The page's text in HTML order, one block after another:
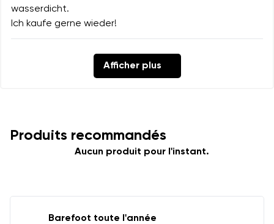
wasserdicht.
Ich kaufe gerne wieder!
Afficher plus
Produits recommandés
Aucun produit pour l'instant.
Barefoot toute l'année